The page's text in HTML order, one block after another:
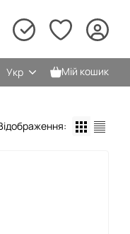
Укр Мій кошик